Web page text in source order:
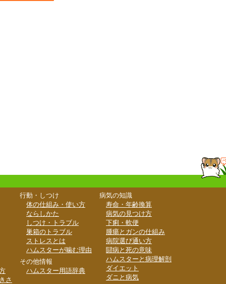
さ
行動・しつけ
体の仕組み・使い方
ならしかた
しつけ・トラブル
巣箱のトラブル
ストレスとは
ハムスターが噛む理由
その他情報
ハムスター用語辞典
病気の知識
寿命・年齢換算
病気の見つけ方
下痢・軟便
腫瘍とガンの仕組み
病院選び通い方
闘病と死の意味
ハムスターと病理解剖
ダイエット
ダニと病気